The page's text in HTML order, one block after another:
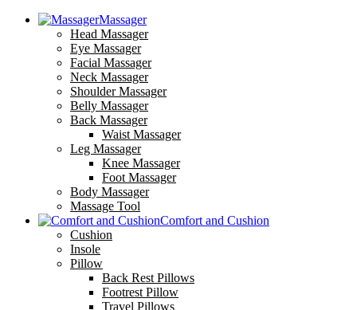
Massager
Head Massager
Eye Massager
Facial Massager
Neck Massager
Shoulder Massager
Belly Massager
Back Massager
Waist Massager
Leg Massager
Knee Massager
Foot Massager
Body Massager
Massage Tool
Comfort and Cushion
Cushion
Insole
Pillow
Back Rest Pillows
Footrest Pillow
Travel Pillows